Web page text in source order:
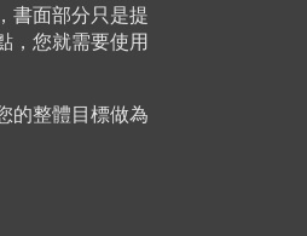
書面部分只是提
，您就需要使用
的整體目標做為